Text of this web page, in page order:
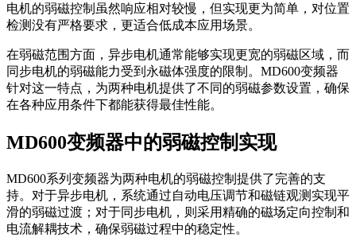
电机的弱磁控制虽然响应相对较慢，但实现更为简单，对位置
检测没有严格要求，更适合低成本应用场景。
在弱磁范围方面，异步电机通常能够实现更宽的弱磁区域，而
同步电机的弱磁能力受到永磁体强度的限制。MD600变频器
针对这一特点，为两种电机提供了不同的弱磁参数设置，确保
在各种应用条件下都能获得最佳性能。
MD600变频器中的弱磁控制实现
MD600系列变频器为两种电机的弱磁控制提供了完善的支
持。对于异步电机，系统通过自动电压调节和磁链观测实现平
滑的弱磁过渡；对于同步电机，则采用精确的磁场定向控制和
电流解耦技术，确保弱磁过程中的稳定性。